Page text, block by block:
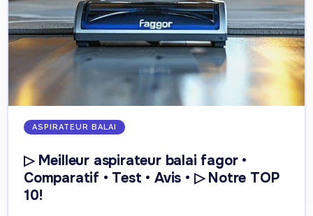
ASPIRATEUR BALAI
▷ Meilleur aspirateur balai fagor •
Comparatif • Test • Avis • ▷ Notre TOP
10!